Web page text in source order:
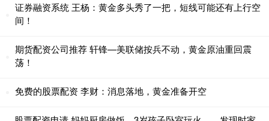
证券融资系统 王杨：黄金多头秀了一把，短线可能还有上行空
间！
期货配资公司推荐 轩锋—美联储按兵不动，黄金原油重回震
荡！
免费的股票配资 李财：消息落地，黄金准备开空